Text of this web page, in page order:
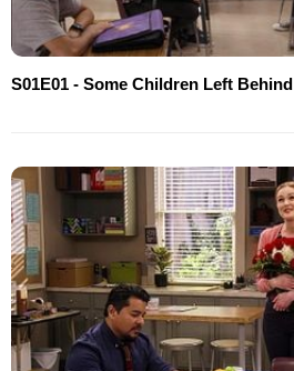
S01E01 - Some Children Left Behind